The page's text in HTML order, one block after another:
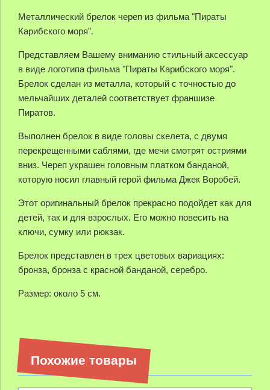
Металлический брелок череп из фильма "Пираты
Карибского моря".
Представляем Вашему вниманию стильный аксессуар
в виде логотипа фильма "Пираты Карибского моря".
Брелок сделан из металла, который с точностью до
мельчайших деталей соответствует франшизе
Пиратов.
Выполнен брелок в виде головы скелета, с двумя
перекрещенными саблями, где мечи смотрят остриями
вниз. Череп украшен головным платком банданой,
которую носил главный герой фильма Джек Воробей.
Этот оригинальный брелок прекрасно подойдет как для
детей, так и для взрослых. Его можно повесить на
ключи, сумку или рюкзак.
Брелок представлен в трех цветовых вариациях:
бронза, бронза с красной банданой, серебро.
Размер: около 5 см.
Похожие товары